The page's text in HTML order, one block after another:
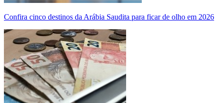
Confira cinco destinos da Arábia Saudita para ficar de olho em 2026